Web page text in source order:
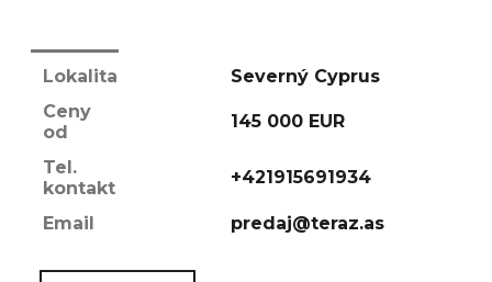
Lokalita
Severný Cyprus
Ceny
od
145 000 EUR
Tel.
kontakt
+421915691934
Email predaj@teraz.as